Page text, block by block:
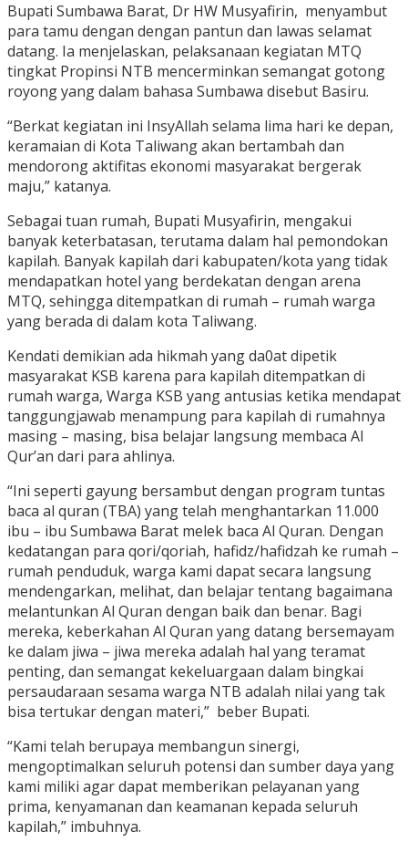
Bupati Sumbawa Barat, Dr HW Musyafirin, menyambut
para tamu dengan dengan pantun dan lawas selamat
datang. Ia menjelaskan, pelaksanaan kegiatan MTQ
tingkat Propinsi NTB mencerminkan semangat gotong
royong yang dalam bahasa Sumbawa disebut Basiru.
“Berkat kegiatan ini InsyAllah selama lima hari ke depan,
keramaian di Kota Taliwang akan bertambah dan
mendorong aktifitas ekonomi masyarakat bergerak
maju,” katanya.
Sebagai tuan rumah, Bupati Musyafirin, mengakui
banyak keterbatasan, terutama dalam hal pemondokan
kapilah. Banyak kapilah dari kabupaten/kota yang tidak
mendapatkan hotel yang berdekatan dengan arena
MTQ, sehingga ditempatkan di rumah – rumah warga
yang berada di dalam kota Taliwang.
Kendati demikian ada hikmah yang da0at dipetik
masyarakat KSB karena para kapilah ditempatkan di
rumah warga, Warga KSB yang antusias ketika mendapat
tanggungjawab menampung para kapilah di rumahnya
masing – masing, bisa belajar langsung membaca Al
Qur’an dari para ahlinya.
“Ini seperti gayung bersambut dengan program tuntas
baca al quran (TBA) yang telah menghantarkan 11.000
ibu – ibu Sumbawa Barat melek baca Al Quran. Dengan
kedatangan para qori/qoriah, hafidz/hafidzah ke rumah –
rumah penduduk, warga kami dapat secara langsung
mendengarkan, melihat, dan belajar tentang bagaimana
melantunkan Al Quran dengan baik dan benar. Bagi
mereka, keberkahan Al Quran yang datang bersemayam
ke dalam jiwa – jiwa mereka adalah hal yang teramat
penting, dan semangat kekeluargaan dalam bingkai
persaudaraan sesama warga NTB adalah nilai yang tak
bisa tertukar dengan materi,” beber Bupati.
“Kami telah berupaya membangun sinergi,
mengoptimalkan seluruh potensi dan sumber daya yang
kami miliki agar dapat memberikan pelayanan yang
prima, kenyamanan dan keamanan kepada seluruh
kapilah,” imbuhnya.